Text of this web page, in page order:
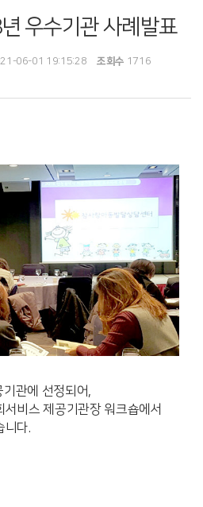
우수기관 사례발표
06-01 19:15:28 조회수 1716
관에 선정되어,
비스 제공기관장 워크숍에서
니다.